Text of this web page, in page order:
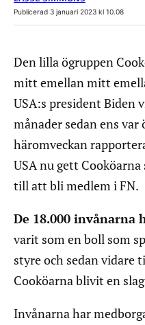
Publicerad 3 januari 2023 kl 10.08
Den lilla ögruppen
mitt emellan mitt
USA:s president Biden
månader sedan ens var
häromveckan
USA nu gett
till att bli medlem i FN.
De 18.000 invånarna
varit som en boll som
styre och sedan vidare
Cooköarna blivit en
Invånarna har